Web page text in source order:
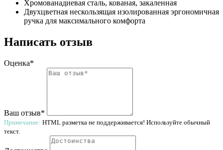
Хромованадиевая сталь, кованая, закаленная
Двухцветная нескользящая изолированная эргономичная
ручка для максимального комфорта
Написать отзыв
Оценка*
Ваш отзыв*
Примечание: HTML разметка не поддерживается! Используйте обычный
текст.